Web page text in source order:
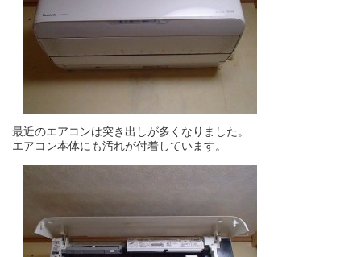
最近のエアコンは突き出しが多くなりました。
エアコン本体にも汚れが付着しています。